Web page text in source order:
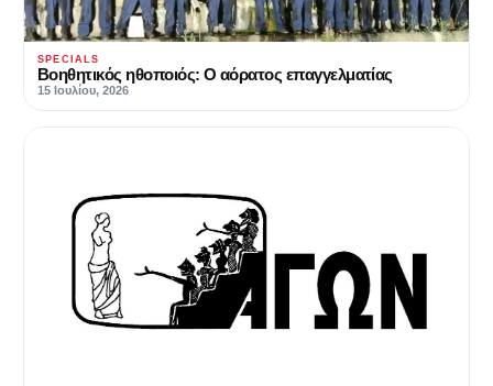
SPECIALS
Βοηθητικός ηθοποιός: Ο αόρατος επαγγελματίας
15 Ιουλίου, 2026